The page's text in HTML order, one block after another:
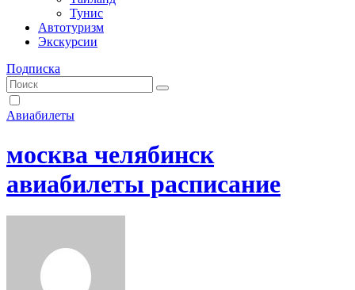
Тунис
Автотуризм
Экскурсии
Подписка
Авиабилеты
москва челябинск
авиабилеты расписание